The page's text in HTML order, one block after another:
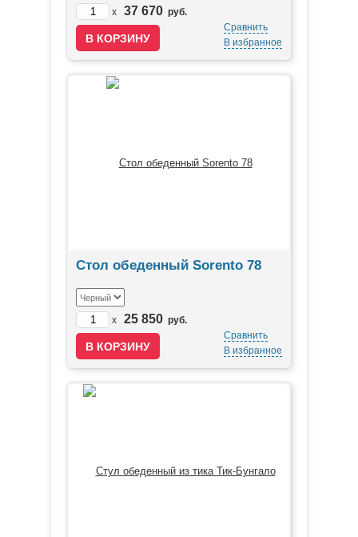
x 37 670 руб.
Сравнить
В избранное
Стол обеденный Sorento 78
x 25 850 руб.
Сравнить
В избранное